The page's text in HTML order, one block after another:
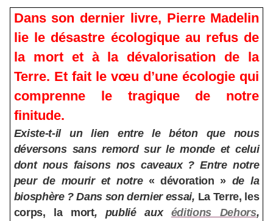
Dans son dernier livre, Pierre Madelin
lie le désastre écologique au refus de
la mort et à la dévalorisation de la
Terre. Et fait le vœu d’une écologie qui
comprenne le tragique de notre
finitude.
Existe-t-il un lien entre le béton que nous
déversons sans remord sur le monde et celui
dont nous faisons nos caveaux ? Entre notre
peur de mourir et notre« dévoration »de la
biosphère ? Dans son dernier essai, La Terre, les
corps, la mort, publié aux éditions Dehors,